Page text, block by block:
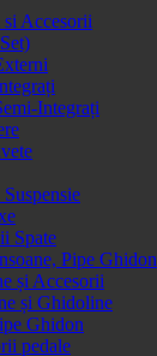
Accesorii
Integrați
Spate
Pipe Ghidon
și Accesorii
și Ghidoline
Ghidon
pedale